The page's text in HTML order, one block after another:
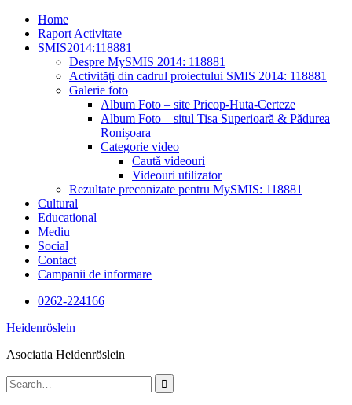
Skip
content
Home
Raport Activitate
SMIS2014:118881
Despre MySMIS 2014: 118881
Activități din cadrul proiectului SMIS 2014: 118881
Galerie foto
Album Foto – site Pricop-Huta-Certeze
Album Foto – situl Tisa Superioară & Pădurea
Ronișoara
Categorie video
Caută videouri
Videouri utilizator
Rezultate preconizate pentru MySMIS: 118881
Cultural
Educational
Mediu
Social
Contact
Campanii de informare
0262-224166
Heidenröslein
Asociatia Heidenröslein
Search
for: